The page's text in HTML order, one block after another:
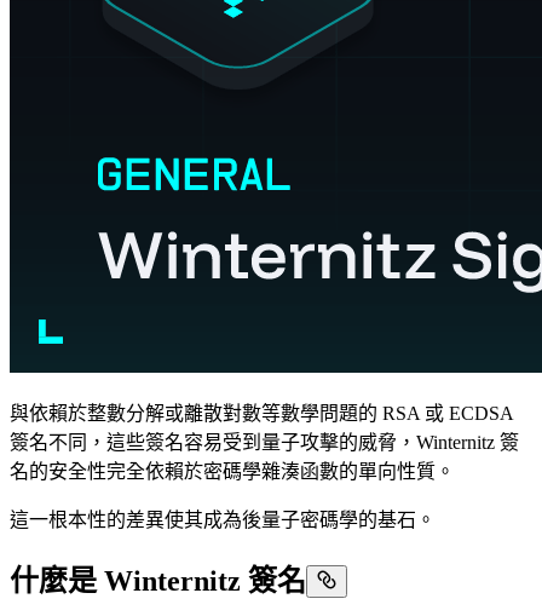
與依賴於整數分解或離散對數等數學問題的 RSA 或 ECDSA
簽名不同，這些簽名容易受到量子攻擊的威脅，Winternitz 簽
名的安全性完全依賴於密碼學雜湊函數的單向性質。
這一根本性的差異使其成為後量子密碼學的基石。
什麼是 Winternitz 簽名